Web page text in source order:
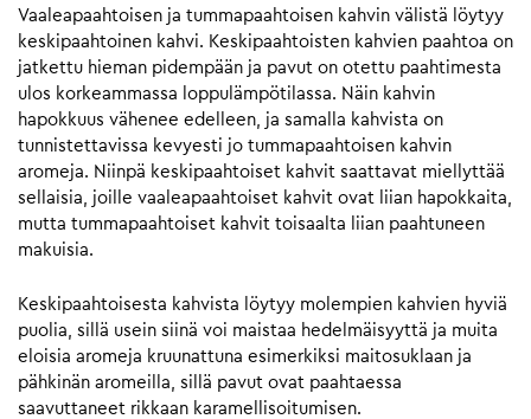
Vaaleapaahtoisen ja tummapaahtoisen kahvin välistä löytyy
keskipaahtoinen kahvi. Keskipaahtoisten kahvien paahtoa on
jatkettu hieman pidempään ja pavut on otettu paahtimesta
ulos korkeammassa loppulämpötilassa. Näin kahvin
hapokkuus vähenee edelleen, ja samalla kahvista on
tunnistettavissa kevyesti jo tummapaahtoisen kahvin
aromeja. Niinpä keskipaahtoiset kahvit saattavat miellyttää
sellaisia, joille vaaleapaahtoiset kahvit ovat liian hapokkaita,
mutta tummapaahtoiset kahvit toisaalta liian paahtuneen
makuisia.
Keskipaahtoisesta kahvista löytyy molempien kahvien hyviä
puolia, sillä usein siinä voi maistaa hedelmäisyyttä ja muita
eloisia aromeja kruunattuna esimerkiksi maitosuklaan ja
pähkinän aromeilla, sillä pavut ovat paahtaessa
saavuttaneet rikkaan karamellisoitumisen.